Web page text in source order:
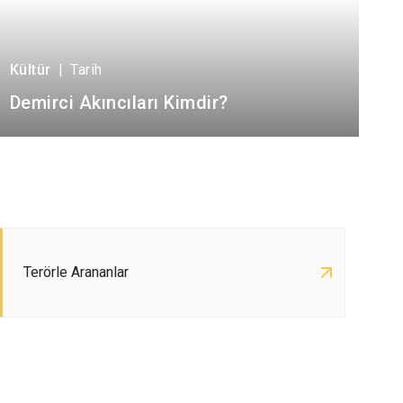
Kültür | Tarih
Demirci Akıncıları Kimdir?
Terörle Arananlar